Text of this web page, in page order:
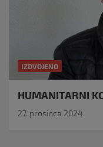
IZDVOJENO
HUMANITARNI
27. prosinca 2024.